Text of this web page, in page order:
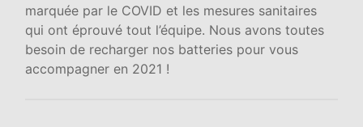
marquée par le COVID et les mesures sanitaires
qui ont éprouvé tout l’équipe. Nous avons toutes
besoin de recharger nos batteries pour vous
accompagner en 2021 !